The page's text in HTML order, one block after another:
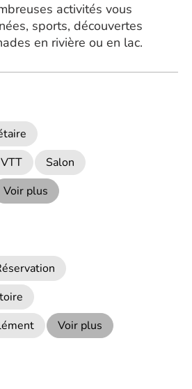
activités vous
sports, découvertes
en rivière ou en lac.
Salon
Voir plus
Voir plus